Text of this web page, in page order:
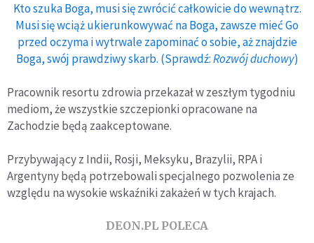
Kto szuka Boga, musi się zwrócić całkowicie do wewnątrz.
Musi się wciąż ukierunkowywać na Boga, zawsze mieć Go
przed oczyma i wytrwale zapominać o sobie, aż znajdzie
Boga, swój prawdziwy skarb. (Sprawdź:Rozwój duchowy)
Pracownik resortu zdrowia przekazał w zeszłym tygodniu
mediom, że wszystkie szczepionki opracowane na
Zachodzie będą zaakceptowane.
Przybywający z Indii, Rosji, Meksyku, Brazylii, RPA i
Argentyny będą potrzebowali specjalnego pozwolenia ze
względu na wysokie wskaźniki zakażeń w tych krajach.
DEON.PL POLECA